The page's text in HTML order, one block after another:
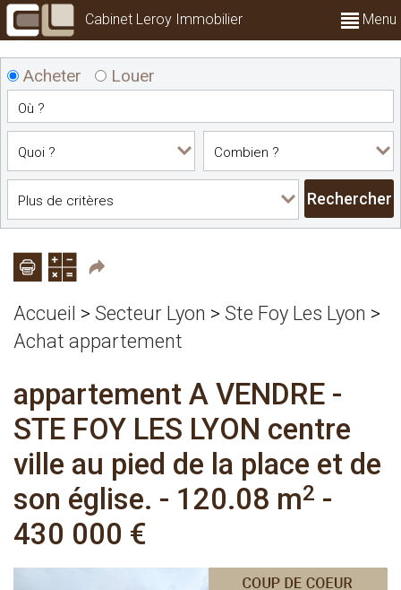
Cabinet Leroy Immobilier Menu
Acheter Louer
Accueil > Secteur Lyon > Ste Foy Les Lyon >
Achat appartement
appartement A VENDRE -
STE FOY LES LYON centre
ville au pied de la place et de
son église. - 120.08 m2 -
430 000 €